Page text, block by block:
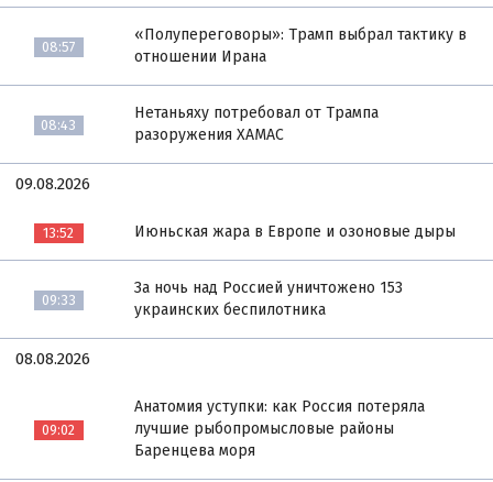
08:57
«Полупереговоры»: Трамп выбрал тактику в
отношении Ирана
08:43
Нетаньяху потребовал от Трампа
разоружения ХАМАС
09.08.2026
13:52 Июньская жара в Европе и озоновые дыры
09:33
За ночь над Россией уничтожено 153
украинских беспилотника
08.08.2026
09:02
Анатомия уступки: как Россия потеряла
лучшие рыбопромысловые районы
Баренцева моря